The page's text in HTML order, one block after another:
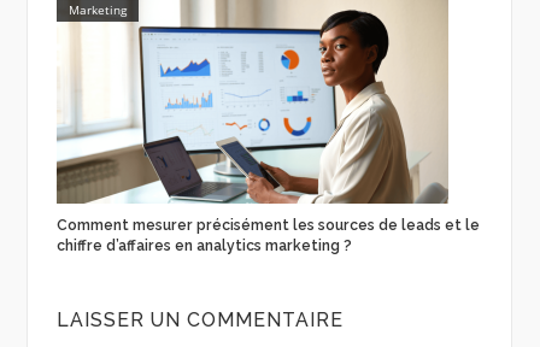
Marketing
Comment mesurer précisément les sources de leads et le
chiffre d’affaires en analytics marketing ?
LAISSER UN COMMENTAIRE